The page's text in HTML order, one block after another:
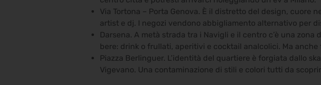
Via Tortona – Porta Genova. È il distretto del design, cuore
artist e dj. I negozi vendono abbigliamento alternativo per
Darsena. A metà strada tra i Navigli e il centro c’è una
bere: drink o frullati, aperitivi e cocktail analcolici. Ma
Piazza Berlinguer. L’identità del quartiere è forgiata dallo
Vigevano. Una contaminazione di stili e colori tutti da